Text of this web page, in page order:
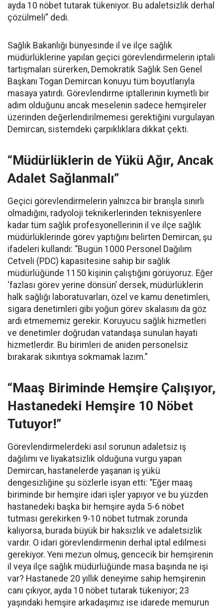
ayda 10 nöbet tutarak tükeniyor. Bu adaletsizlik derhal
çözülmeli” dedi.
Sağlık Bakanlığı bünyesinde il ve ilçe sağlık
müdürlüklerine yapılan geçici görevlendirmelerin iptali
tartışmaları sürerken, Demokratik Sağlık Sen Genel
Başkanı Togan Demircan konuyu tüm boyutlarıyla
masaya yatırdı. Görevlendirme iptallerinin kıymetli bir
adım olduğunu ancak meselenin sadece hemşireler
üzerinden değerlendirilmemesi gerektiğini vurgulayan
Demircan, sistemdeki çarpıklıklara dikkat çekti.
“Müdürlüklerin de Yükü Ağır, Ancak
Adalet Sağlanmalı”
Geçici görevlendirmelerin yalnızca bir branşla sınırlı
olmadığını, radyoloji teknikerlerinden teknisyenlere
kadar tüm sağlık profesyonellerinin il ve ilçe sağlık
müdürlüklerinde görev yaptığını belirten Demircan, şu
ifadeleri kullandı: “Bugün 1000 Personel Dağılım
Cetveli (PDC) kapasitesine sahip bir sağlık
müdürlüğünde 1150 kişinin çalıştığını görüyoruz. Eğer
‘fazlası görev yerine dönsün’ dersek, müdürlüklerin
halk sağlığı laboratuvarları, özel ve kamu denetimleri,
sigara denetimleri gibi yoğun görev skalasını da göz
ardı etmememiz gerekir. Koruyucu sağlık hizmetleri
ve denetimler doğrudan vatandaşa sunulan hayati
hizmetlerdir. Bu birimleri de aniden personelsiz
bırakarak sıkıntıya sokmamak lazım.”
“Maaş Biriminde Hemşire Çalışıyor,
Hastanedeki Hemşire 10 Nöbet
Tutuyor!”
Görevlendirmelerdeki asıl sorunun adaletsiz iş
dağılımı ve liyakatsizlik olduğuna vurgu yapan
Demircan, hastanelerde yaşanan iş yükü
dengesizliğine şu sözlerle isyan etti: “Eğer maaş
biriminde bir hemşire idari işler yapıyor ve bu yüzden
hastanedeki başka bir hemşire ayda 5-6 nöbet
tutması gerekirken 9-10 nöbet tutmak zorunda
kalıyorsa, burada büyük bir haksızlık ve adaletsizlik
vardır. O idari görevlendirmenin derhal iptal edilmesi
gerekiyor. Yeni mezun olmuş, gencecik bir hemşirenin
il veya ilçe sağlık müdürlüğünde masa başında ne işi
var? Hastanede 20 yıllık deneyime sahip hemşirenin
canı çıkıyor, ayda 10 nöbet tutarak tükeniyor; 23
yaşındaki hemşire arkadaşımız ise idarede memurun